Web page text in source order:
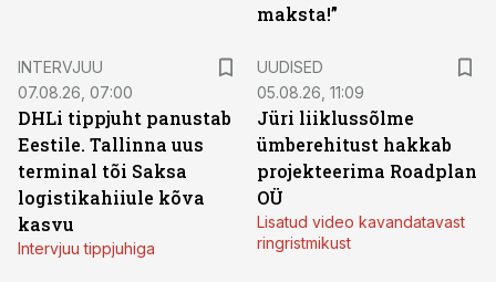
maksta!”
INTERVJUU
07.08.26, 07:00
DHLi tippjuht panustab
Eestile. Tallinna uus
terminal tõi Saksa
logistikahiiule kõva
kasvu
Intervjuu tippjuhiga
UUDISED
05.08.26, 11:09
Jüri liiklussõlme
ümberehitust hakkab
projekteerima Roadplan
OÜ
Lisatud video kavandatavast
ringristmikust